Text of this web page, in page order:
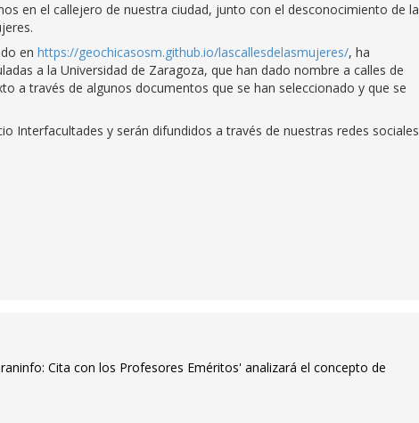
en el callejero de nuestra ciudad, junto con el desconocimiento de la
en https://geochicasosm.github.io/lascallesdelasmujeres/, ha
a la Universidad de Zaragoza, que han dado nombre a calles de
a través de algunos documentos que se han seleccionado y que se
Interfacultades y serán difundidos a través de nuestras redes sociales
Cita con los Profesores Eméritos' analizará el concepto de